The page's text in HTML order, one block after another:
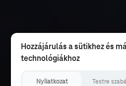
Hozzájárulás a sütikhez és
technológiákhoz
Nyilatkozat Testre